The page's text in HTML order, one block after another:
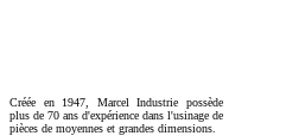
Créée en 1947, Marcel Industrie possède
plus de 70 ans d'expérience dans l'usinage de
pièces de moyennes et grandes dimensions.